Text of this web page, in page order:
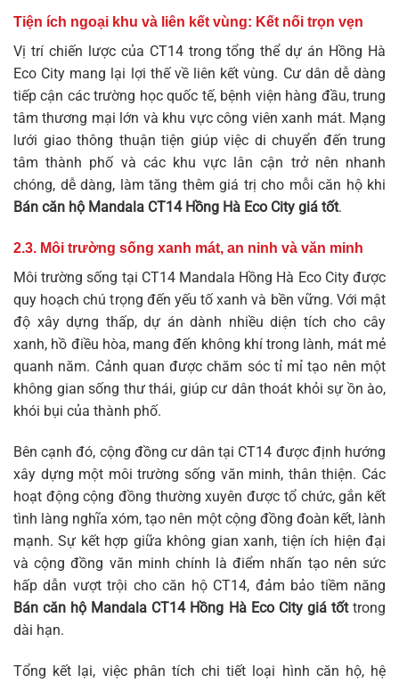
Tiện ích ngoại khu và liên kết vùng: Kết nối trọn vẹn
Vị trí chiến lược của CT14 trong tổng thể dự án Hồng Hà
Eco City mang lại lợi thế về liên kết vùng. Cư dân dễ dàng
tiếp cận các trường học quốc tế, bệnh viện hàng đầu, trung
tâm thương mại lớn và khu vực công viên xanh mát. Mạng
lưới giao thông thuận tiện giúp việc di chuyển đến trung
tâm thành phố và các khu vực lân cận trở nên nhanh
chóng, dễ dàng, làm tăng thêm giá trị cho mỗi căn hộ khi
Bán căn hộ Mandala CT14 Hồng Hà Eco City giá tốt.
2.3. Môi trường sống xanh mát, an ninh và văn minh
Môi trường sống tại CT14 Mandala Hồng Hà Eco City được
quy hoạch chú trọng đến yếu tố xanh và bền vững. Với mật
độ xây dựng thấp, dự án dành nhiều diện tích cho cây
xanh, hồ điều hòa, mang đến không khí trong lành, mát mẻ
quanh năm. Cảnh quan được chăm sóc tỉ mỉ tạo nên một
không gian sống thư thái, giúp cư dân thoát khỏi sự ồn ào,
khói bụi của thành phố.
Bên cạnh đó, cộng đồng cư dân tại CT14 được định hướng
xây dựng một môi trường sống văn minh, thân thiện. Các
hoạt động cộng đồng thường xuyên được tổ chức, gắn kết
tình làng nghĩa xóm, tạo nên một cộng đồng đoàn kết, lành
mạnh. Sự kết hợp giữa không gian xanh, tiện ích hiện đại
và cộng đồng văn minh chính là điểm nhấn tạo nên sức
hấp dẫn vượt trội cho căn hộ CT14, đảm bảo tiềm năng
Bán căn hộ Mandala CT14 Hồng Hà Eco City giá tốttrong
dài hạn.
Tổng kết lại, việc phân tích chi tiết loại hình căn hộ, hệ